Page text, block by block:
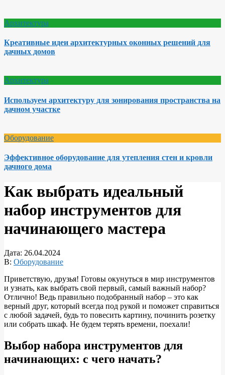
Архитектура
Креативные идеи архитектурных оконных решений для
дачных домов
Архитектура
Используем архитектуру для зонирования пространства на
дачном участке
Оборудование
Эффективное оборудование для утепления стен и кровли
дачного дома
Как выбрать идеальный
набор инструментов для
начинающего мастера
Дата: 26.04.2024
В: Оборудование
Приветствую, друзья! Готовы окунуться в мир инструментов
и узнать, как выбрать свой первый, самый важный набор?
Отлично! Ведь правильно подобранный набор – это как
верный друг, который всегда под рукой и поможет справиться
с любой задачей, будь то повесить картину, починить розетку
или собрать шкаф. Не будем терять времени, поехали!
Выбор набора инструментов для
начинающих: с чего начать?